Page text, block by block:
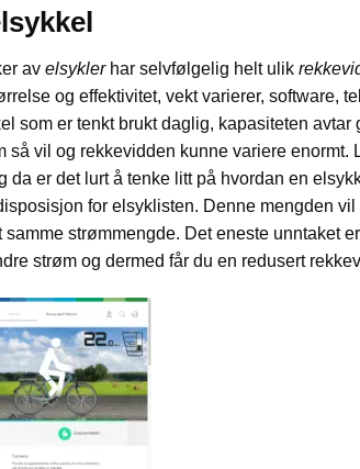
av elsyklerhar selvfølgelig helt ulik
og effektivitet, vekt varierer, software,
som er tenkt brukt daglig, kapasiteten
så vil og rekkevidden kunne variere enormt.
da er det lurt å tenke litt på hvordan en
for elsyklisten. Denne mengden
strømmengde. Det eneste unntaket
strøm og dermed får du en redusert